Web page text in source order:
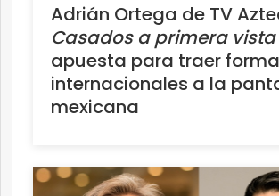
Adrián Ortega de TV
Casados a primera vista
apuesta para traer
internacionales a la
mexicana